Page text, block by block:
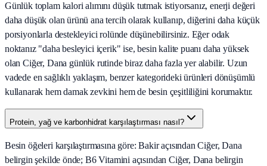
Günlük toplam kalori alımını düşük tutmak istiyorsanız, enerji değeri
daha düşük olan ürünü ana tercih olarak kullanıp, diğerini daha küçük
porsiyonlarla destekleyici rolünde düşünebilirsiniz. Eğer odak
noktanız "daha besleyici içerik" ise, besin kalite puanı daha yüksek
olan Ciğer, Dana günlük rutinde biraz daha fazla yer alabilir. Uzun
vadede en sağlıklı yaklaşım, benzer kategorideki ürünleri dönüşümlü
kullanarak hem damak zevkini hem de besin çeşitliliğini korumaktır.
Protein, yağ ve karbonhidrat karşılaştırması nasıl?
Besin öğeleri karşılaştırmasına göre: Bakir açısından Ciğer, Dana
belirgin şekilde önde; B6 Vitamini açısından Ciğer, Dana belirgin